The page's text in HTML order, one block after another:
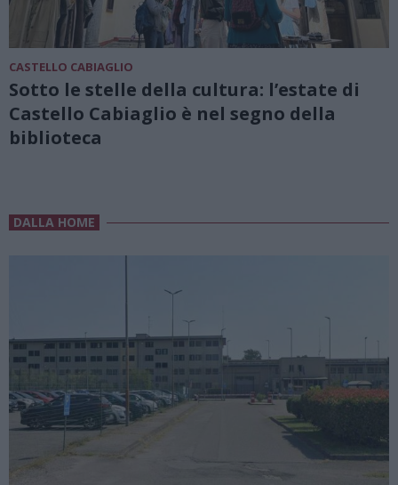
CASTELLO CABIAGLIO
Sotto le stelle della cultura: l’estate di
Castello Cabiaglio è nel segno della
biblioteca
DALLA HOME